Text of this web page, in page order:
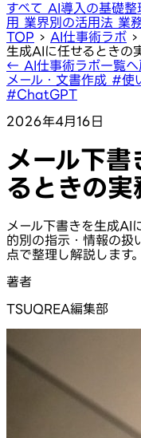
すべて AI導入の基礎整
用 業界別の活用法 業
TOP › AI仕事術ラボ ›
生成AIに任せるときの
← AI仕事術ラボ一覧へ
メール・文書作成 #使
#ChatGPT
2026年4月16日
メール下
るときの
メール下書きを生成AI
的別の指示・情報の扱
点で整理し解説します。
著者
TSUQREA編集部